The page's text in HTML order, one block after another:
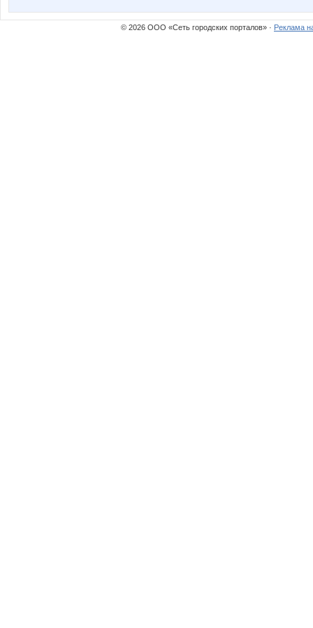
© 2026 ООО «Сеть городских порталов» · Реклама